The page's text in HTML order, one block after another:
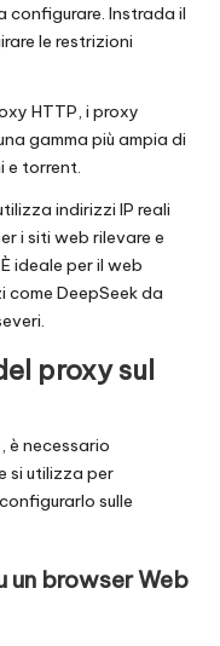
configurare. Instrada il
le restrizioni
HTTP, i proxy
gamma più ampia di
e torrent.
indirizzi IP reali
i siti web rilevare e
ideale per il web
come DeepSeek da
proxy sul
è necessario
si utilizza per
sulle
un browser Web